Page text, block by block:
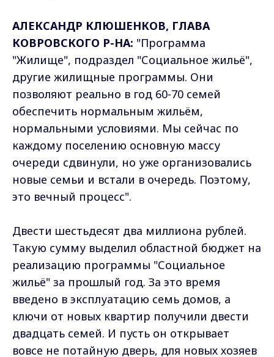
АЛЕКСАНДР КЛЮШЕНКОВ, ГЛАВА
КОВРОВСКОГО Р-НА: "Программа
"Жилище", подраздел "Социальное жильё",
другие жилищные программы. Они
позволяют реально в год 60-70 семей
обеспечить нормальным жильём,
нормальными условиями. Мы сейчас по
каждому поселению основную массу
очереди сдвинули, но уже организовались
новые семьи и встали в очередь. Поэтому,
это вечный процесс".
Двести шестьдесят два миллиона рублей.
Такую сумму выделил областной бюджет на
реализацию программы "Социальное
жильё" за прошлый год. За это время
введено в эксплуатацию семь домов, а
ключи от новых квартир получили двести
двадцать семей. И пусть он открывает
вовсе не потайную дверь, для новых хозяев